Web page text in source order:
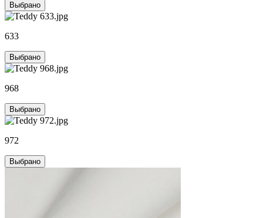
Выбрано
633
Выбрано
968
Выбрано
972
Выбрано